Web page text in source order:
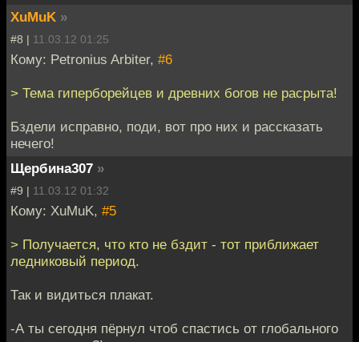
XuMuK »
#8 | 11.03.12 01:25
Кому: Petronius Arbiter, #6
> Тема гиперборейцев и древних богов не расрыта!
Бздели исправно, поди, вот про них и рассказать
нечего!
Щербина307 »
#9 | 11.03.12 01:32
Кому: XuMuK, #5
> Получается, что кто не бздит - тот приближает
ледниковый период.
Так и видиться плакат.
-А ты сегодня пёрнул чтоб спастись от глобального